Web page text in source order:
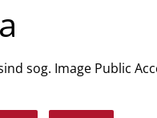
sog. Image Public